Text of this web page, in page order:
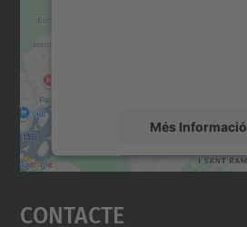
Més Informació
Accepta
powered by
Contacte